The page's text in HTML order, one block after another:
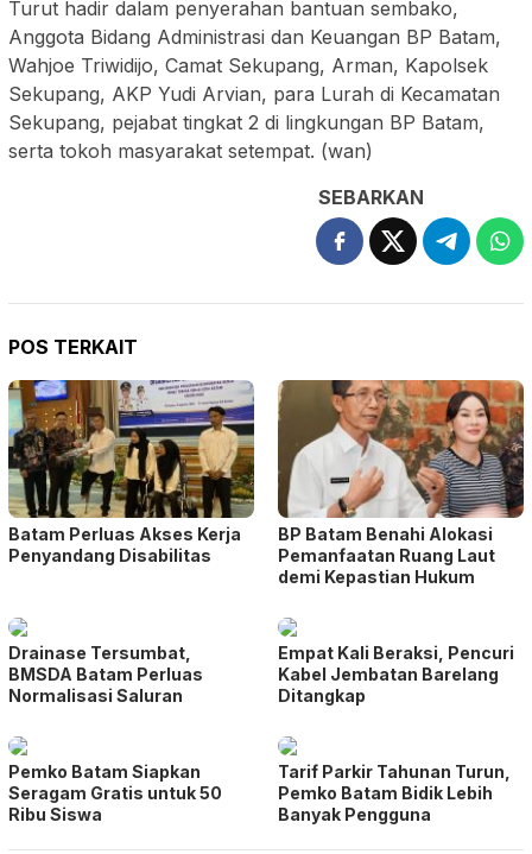
Turut hadir dalam penyerahan bantuan sembako,
Anggota Bidang Administrasi dan Keuangan BP Batam,
Wahjoe Triwidijo, Camat Sekupang, Arman, Kapolsek
Sekupang, AKP Yudi Arvian, para Lurah di Kecamatan
Sekupang, pejabat tingkat 2 di lingkungan BP Batam,
serta tokoh masyarakat setempat. (wan)
SEBARKAN
POS TERKAIT
Batam Perluas Akses Kerja
Penyandang Disabilitas
BP Batam Benahi Alokasi
Pemanfaatan Ruang Laut
demi Kepastian Hukum
Drainase Tersumbat,
BMSDA Batam Perluas
Normalisasi Saluran
Empat Kali Beraksi, Pencuri
Kabel Jembatan Barelang
Ditangkap
Pemko Batam Siapkan
Seragam Gratis untuk 50
Ribu Siswa
Tarif Parkir Tahunan Turun,
Pemko Batam Bidik Lebih
Banyak Pengguna